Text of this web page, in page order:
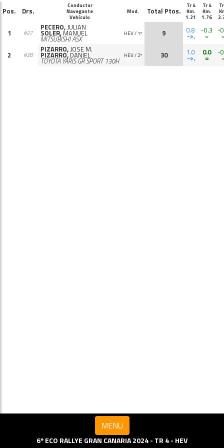
Pos. Drs.
Conductor
Navegante
Vehículo
Mod. Total Ptos.
Tr 4
Km.
1.21
Tr 4
Km.
1.76
1 #27
PECERO,JULIAN
SOLER, MANUEL
MITSUBISHI ASX
HEV / 1º 9 0.8
->.
-0.3
~
-
2
#28
PIZARRO,JOSE M.
PIZARRO,DANIEL
TOYOTA YARIS GR SPORT 130H
HEV / 2º 30 1.0
->.
0.0
=
-
MENU
6º ECO RALLYE GRAN CANARIA 2024 - TR 4 - HEV